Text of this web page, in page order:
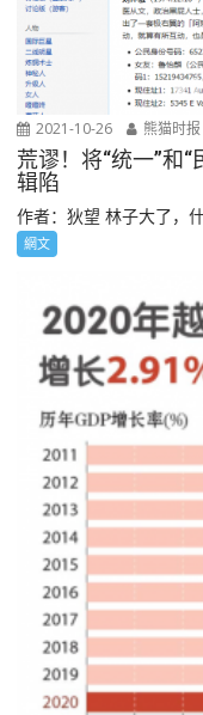
2021-10-26 熊猫时报
荒谬！将“统一”和
辑陷
作者：狄望 林子大了，
網文